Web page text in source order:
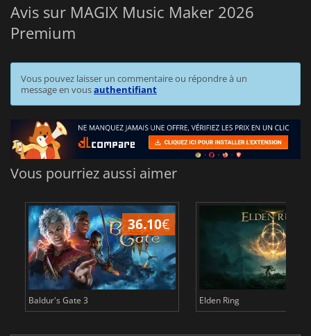
Avis sur MAGIX Music Maker 2026
Premium
Vous pouvez laisser un commentaire ou répondre à un
message en vousauthentifiant
Vous pourriez aussi aimer
36.10€
Baldur's Gate 3 Elden Ring